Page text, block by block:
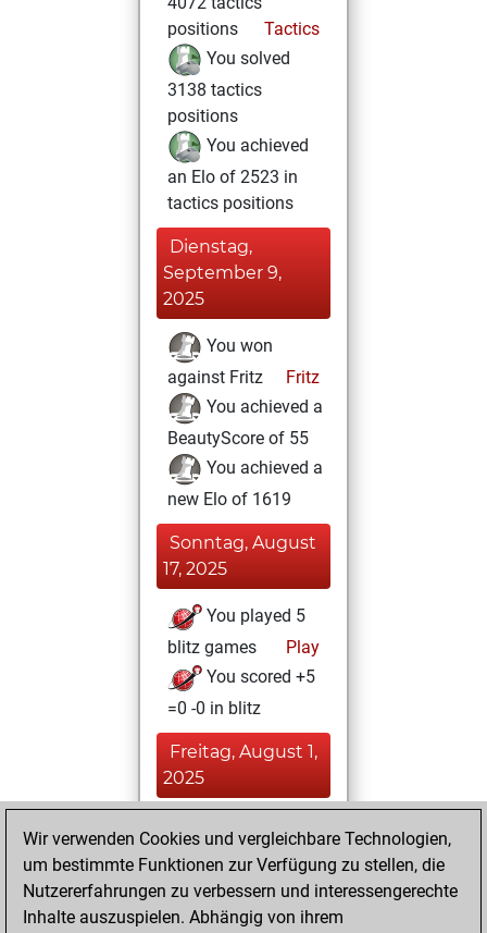
positions
Tactics
You solved
3138 tactics
positions
You achieved
an Elo of 2523 in
tactics positions
Dienstag,
September 9,
2025
You won
against Fritz
Fritz
You achieved a
BeautyScore of 55
You achieved a
new Elo of 1619
Sonntag, August
17, 2025
You played 5
blitz games
Play
You scored +5
=0 -0 in blitz
Freitag, August 1,
2025
sprint of 228
positions
Tactics
Dienstag, Mai 20,
Wir verwenden Cookies und vergleichbare Technologien,
um bestimmte Funktionen zur Verfügung zu stellen, die
Nutzererfahrungen zu verbessern und interessengerechte
Inhalte auszuspielen. Abhängig von ihrem